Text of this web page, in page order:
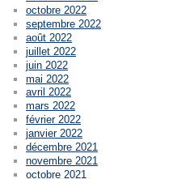
octobre 2022
septembre 2022
août 2022
juillet 2022
juin 2022
mai 2022
avril 2022
mars 2022
février 2022
janvier 2022
décembre 2021
novembre 2021
octobre 2021